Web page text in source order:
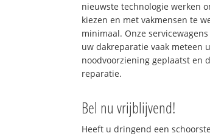
nieuwste technologie werken
kiezen en met vakmensen te
minimaal. Onze
uw dakreparatie vaak meteen
noodvoorziening geplaatst en
reparatie.
Bel nu vrijblijvend!
Heeft u dringend een